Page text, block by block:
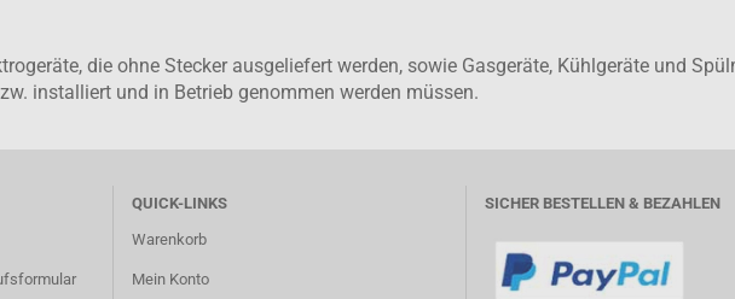
die ohne Stecker ausgeliefert werden, sowie Gasgeräte, Kühlgeräte und
installiert und in Betrieb genommen werden müssen.
QUICK-LINKS
Warenkorb
Mein Konto
SICHER BESTELLEN & BEZAHLEN